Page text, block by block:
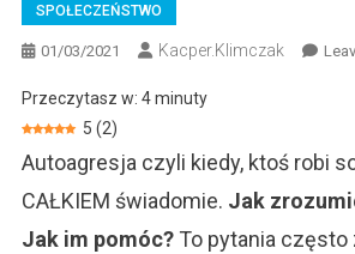
SPOŁECZEŃSTWO
01/03/2021 Kacper.klimczak
Przeczytasz w: 4minuty
5 (2)
Autoagresja czyli kiedy, ktoś robi
CAŁKIEM świadomie. Jak
Jak im pomóc? To pytania często